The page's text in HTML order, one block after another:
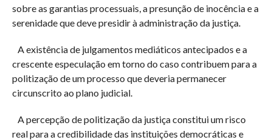
sobre as garantias processuais, a presunção de inocência e a
serenidade que deve presidir à administração da justiça.
A existência de julgamentos mediáticos antecipados e a
crescente especulação em torno do caso contribuem para a
politização de um processo que deveria permanecer
circunscrito ao plano judicial.
A percepção de politização da justiça constitui um risco
real para a credibilidade das instituições democráticas e